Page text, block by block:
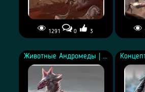
1291 0 3
Животные Андромеды | С розовым гребнем